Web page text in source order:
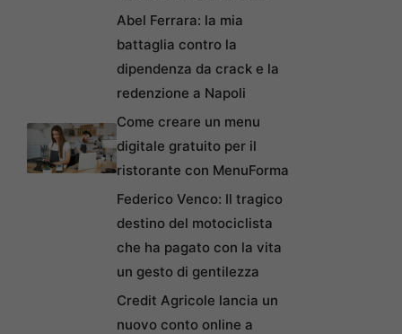
Abel Ferrara: la mia
battaglia contro la
dipendenza da crack e la
redenzione a Napoli
Come creare un menu
digitale gratuito per il
ristorante con MenuForma
Federico Venco: Il tragico
destino del motociclista
che ha pagato con la vita
un gesto di gentilezza
Credit Agricole lancia un
nuovo conto online a